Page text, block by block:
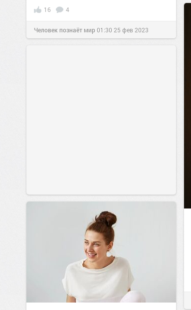
16 4
Человек познаёт мир01:30 25 фев 2023